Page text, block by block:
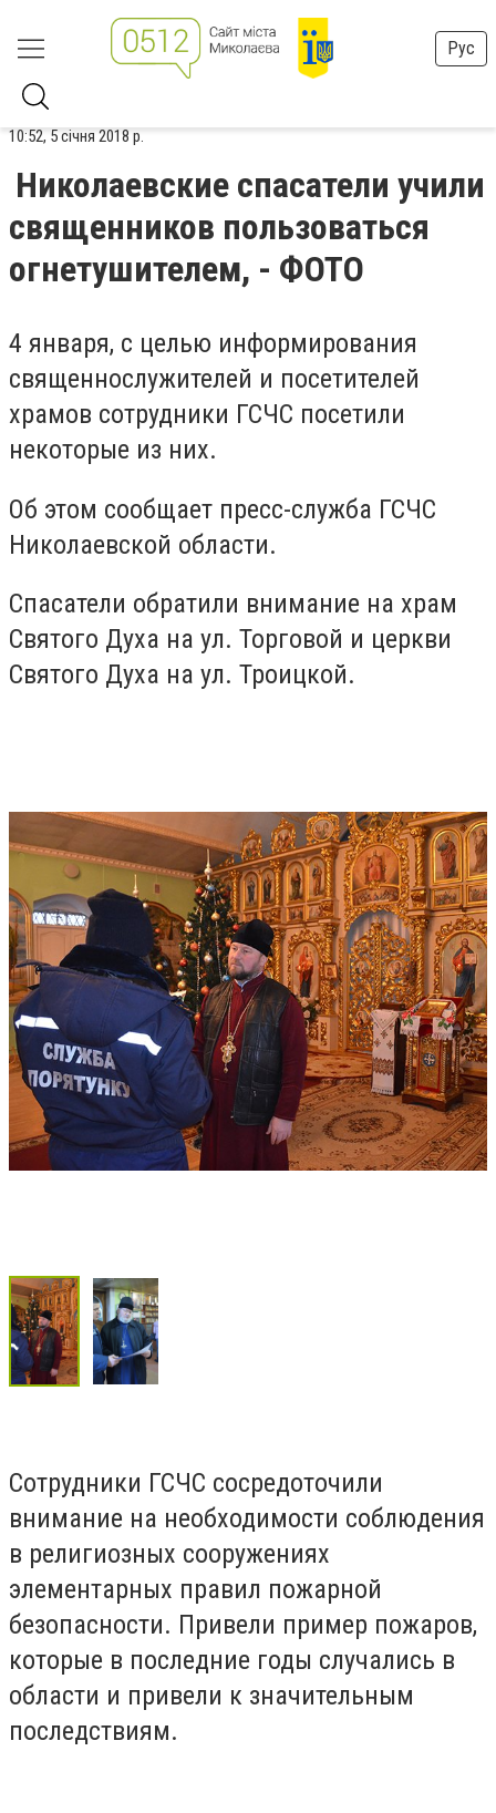
Рус
10:52, 5 січня 2018 р.
Николаевские спасатели учили
священников пользоваться
огнетушителем, - ФОТО
4 января, с целью информирования
священнослужителей и посетителей
храмов сотрудники ГСЧС посетили
некоторые из них.
Об этом сообщает пресс-служба ГСЧС
Николаевской области.
Спасатели обратили внимание на храм
Святого Духа на ул. Торговой и церкви
Святого Духа на ул. Троицкой.
Сотрудники ГСЧС сосредоточили
внимание на необходимости соблюдения
в религиозных сооружениях
элементарных правил пожарной
безопасности. Привели пример пожаров,
которые в последние годы случались в
области и привели к значительным
последствиям.